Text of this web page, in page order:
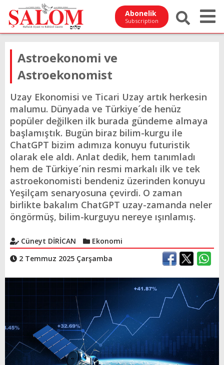
Abonelik
Subscription
Astroekonomi ve
Astroekonomist
Uzay Ekonomisi ve Ticari Uzay artık herkesin
malumu. Dünyada ve Türkiye´de henüz
popüler değilken ilk burada gündeme almaya
başlamıştık. Bugün biraz bilim-kurgu ile
ChatGPT bizim adımıza konuyu futuristik
olarak ele aldı. Anlat dedik, hem tanımladı
hem de Türkiye´nin resmi markalı ilk ve tek
astroekonomisti bendeniz üzerinden konuyu
Yeşilçam senaryosuna çevirdi. O zaman
birlikte bakalım ChatGPT uzay-zamanda neler
öngörmüş, bilim-kurguyu nereye ışınlamış.
Cüneyt DİRİCAN
Ekonomi
2 Temmuz 2025 Çarşamba